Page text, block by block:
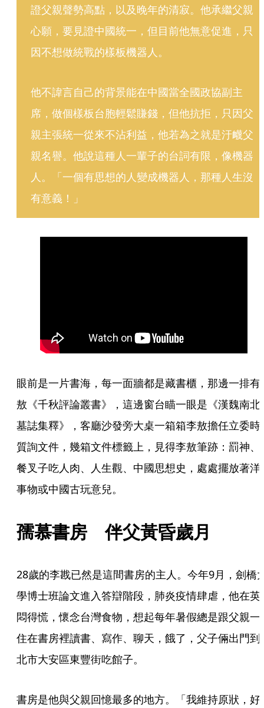
證父親聲勢高點，以及晚年的清寂。他承繼父親
心願，要見證中國統一，但目前他無意促進，只
因不想做統戰的樣板機器人。
他不諱言自己的背景能在中國當全國政協副主
席，做個樣板台胞輕鬆賺錢，但他抗拒，只因父
親主張統一從來不沾利益，他若為之就是汙衊父
親名譽。他說這種人一輩子的台詞有限，像機器
人。「一個有思想的人變成機器人，那種人生沒
有意義！」
眼前是一片書海，每一面牆都是藏書櫃，那邊一排有
敖《千秋評論叢書》，這邊窗台瞄一眼是《漢魏南北
墓誌集釋》，客廳沙發旁大桌一箱箱李敖擔任立委時
質詢文件，幾箱文件標籤上，見得李敖筆跡：罰神、
餐叉子吃人肉、人生觀、中國思想史，處處擺放著洋
事物或中國古玩意兒。
孺慕書房　伴父黃昏歲月
28歲的李戡已然是這間書房的主人。今年9月，劍橋
學博士班論文進入答辯階段，肺炎疫情肆虐，他在英
悶得慌，懷念台灣食物，想起每年暑假總是跟父親一
住在書房裡讀書、寫作、聊天，餓了，父子倆出門到
北市大安區東豐街吃館子。
書房是他與父親回憶最多的地方。「我維持原狀，好